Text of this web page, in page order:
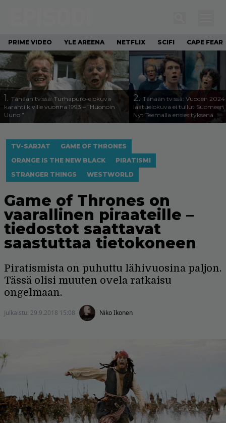
PRIME VIDEO YLE AREENA NETFLIX SCIFI CAPE FEAR
1. Tänään tv:ssä: Turhapuro-elokuva
karahti kiville vuonna 1993 – ”Huonoin
Uuno!”
2. Tänään tv:ssä: Vuoden 2024
laatuelokuva ei tullut Suomeen
Nyt Teemalla ensiesityksenä
TV-SARJAT
GAME OF THRONES
ORANGE IS THE NEW BLACK
PIRATISMI
STRANGER THINGS
WESTWORLD
Game of Thrones on
vaarallinen piraateille –
tiedostot saattavat
saastuttaa tietokoneen
Piratismista on puhuttu lähivuosina paljon.
Tässä olisi muuten ovela ratkaisu
ongelmaan.
Julkaistu: 29.9.2018 15:08 Niko Ikonen